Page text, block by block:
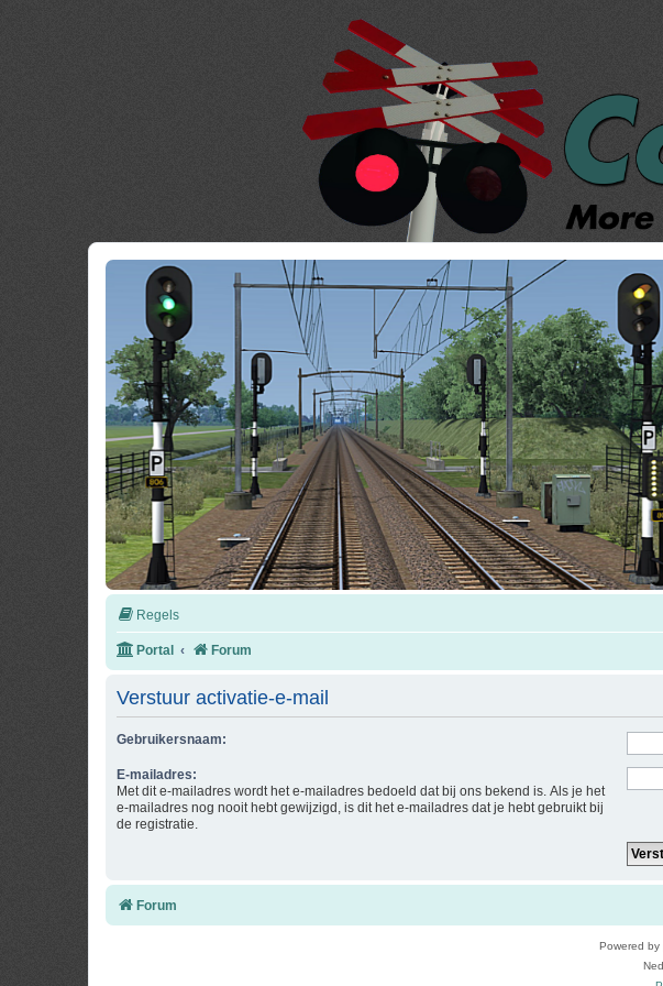
Regels
Portal Forum
Verstuur activatie-e-mail
Gebruikersnaam:
E-mailadres:
Met dit e-mailadres wordt het e-mailadres bedoeld dat bij ons bekend is. Als je het
e-mailadres nog nooit hebt gewijzigd, is dit het e-mailadres dat je hebt gebruikt bij
de registratie.
Forum
Powered by